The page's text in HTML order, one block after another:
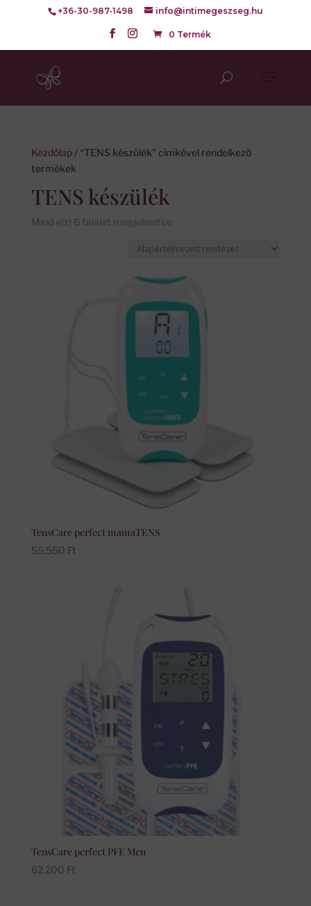
+36-30-987-1498 info@intimegeszseg.hu
0 Termék
Kezdőlap/ “TENS készülék” címkével rendelkező
termékek
TENS készülék
Mind a(z) 6 találat megjelenítve
TensCare perfect mamaTENS
55.550 Ft
TensCare perfect PFE Men
62.200 Ft